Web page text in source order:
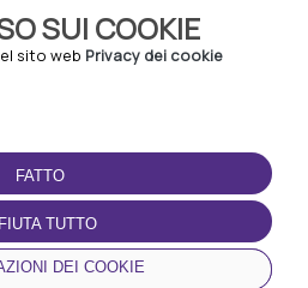
SUI COOKIE
sito web Privacy dei cookie
FATTO
TUTTO
DEI COOKIE
SCARICA L'APP